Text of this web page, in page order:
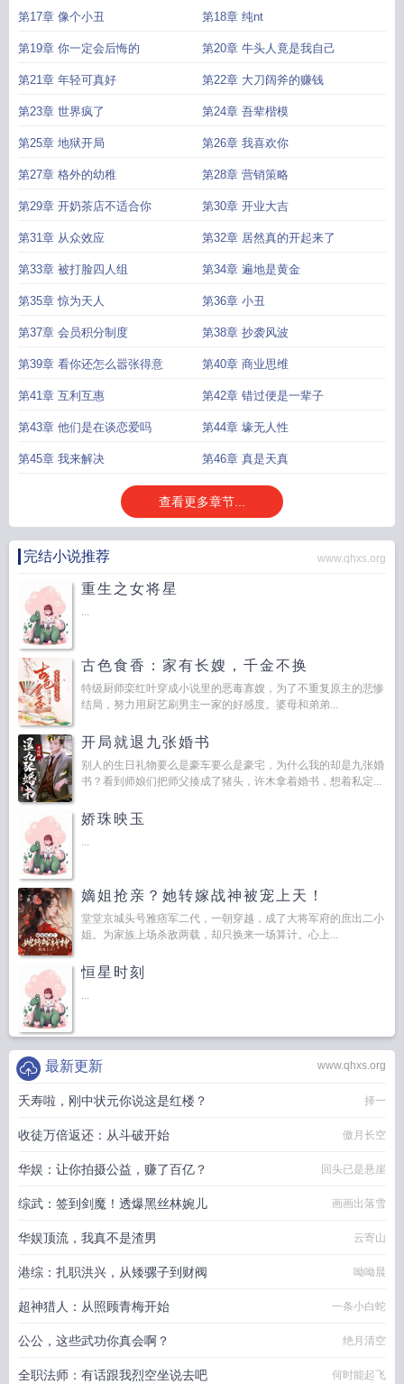
第17章 像个小丑 第18章 纯nt
第19章 你一定会后悔的 第20章 牛头人竟是我自己
第21章 年轻可真好 第22章 大刀阔斧的赚钱
第23章 世界疯了 第24章 吾辈楷模
第25章 地狱开局 第26章 我喜欢你
第27章 格外的幼稚 第28章 营销策略
第29章 开奶茶店不适合你 第30章 开业大吉
第31章 从众效应 第32章 居然真的开起来了
第33章 被打脸四人组 第34章 遍地是黄金
第35章 惊为天人 第36章 小丑
第37章 会员积分制度 第38章 抄袭风波
第39章 看你还怎么嚣张得意 第40章 商业思维
第41章 互利互惠 第42章 错过便是一辈子
第43章 他们是在谈恋爱吗 第44章 壕无人性
第45章 我来解决 第46章 真是天真
查看更多章节...
完结小说推荐 www.qhxs.org
重生之女将星
...
古色食香：家有长嫂，千金不换
特级厨师栾红叶穿成小说里的恶毒寡嫂，为了不重复原主的悲惨
结局，努力用厨艺刷男主一家的好感度。婆母和弟弟...
开局就退九张婚书
别人的生日礼物要么是豪车要么是豪宅，为什么我的却是九张婚
书？看到师娘们把师父揍成了猪头，许木拿着婚书，想着私定...
娇珠映玉
...
嫡姐抢亲？她转嫁战神被宠上天！
堂堂京城头号雅痞军二代，一朝穿越，成了大将军府的庶出二小
姐。为家族上场杀敌两载，却只换来一场算计。心上...
恒星时刻
...
www.qhxs.org
最新更新
夭寿啦，刚中状元你说这是红楼？ 择一
收徒万倍返还：从斗破开始 傲月长空
华娱：让你拍摄公益，赚了百亿？ 回头已是悬崖
综武：签到剑魔！透爆黑丝林婉儿 画画出落雪
华娱顶流，我真不是渣男 云寄山
港综：扎职洪兴，从矮骡子到财阀 呦呦晨
超神猎人：从照顾青梅开始 一条小白蛇
公公，这些武功你真会啊？ 绝月清空
全职法师：有话跟我烈空坐说去吧 何时能起飞